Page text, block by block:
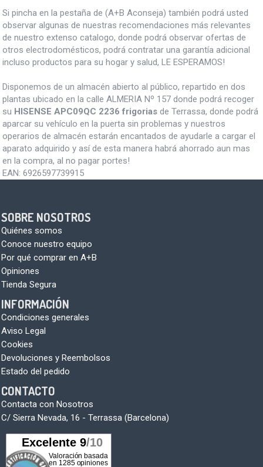
Si pincha en la pestaña de (A+B Aconseja) también podrá usted
observar algunas de nuestras recomendaciones más relevantes
de nuestro extenso catalogo, donde podrá observar ofertas de
otros electrodomésticos, podrá contratar una garantía adicional
incluso productos para su hogar y salud, LE ESPERAMOS!
Disponemos de un almacén abierto al público, repartido en dos
plantas ubicado en la calle ALMERIA Nº 157 donde podrá recoger
su HISENSE APC09QC 2236 frigorias de Terrassa, donde podrá
aparcar su vehículo en la puerta sin problemas y nuestros
operarios de almacén estarán encantados de ayudarle a cargar el
aparato adquirido y así de esta manera habrá ahorrado aun mas
en la compra, al no pagar portes!
EAN: 6926597739915
SOBRE NOSOTROS
Quiénes somos
Conoce nuestro equipo
Por qué comprar en A+B
Opiniones
Tienda Segura
INFORMACIÓN
Condiciones generales
Aviso Legal
Cookies
Devoluciones y Reembolsos
Estado del pedido
CONTACTO
Contacta con Nosotros
C/ Sierra Nevada, 16 - Terrassa (Barcelona)